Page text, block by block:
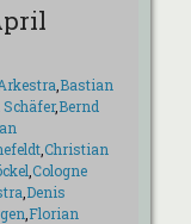
Bastian
,Bernd
,Christian
Cologne
Denis
Florian